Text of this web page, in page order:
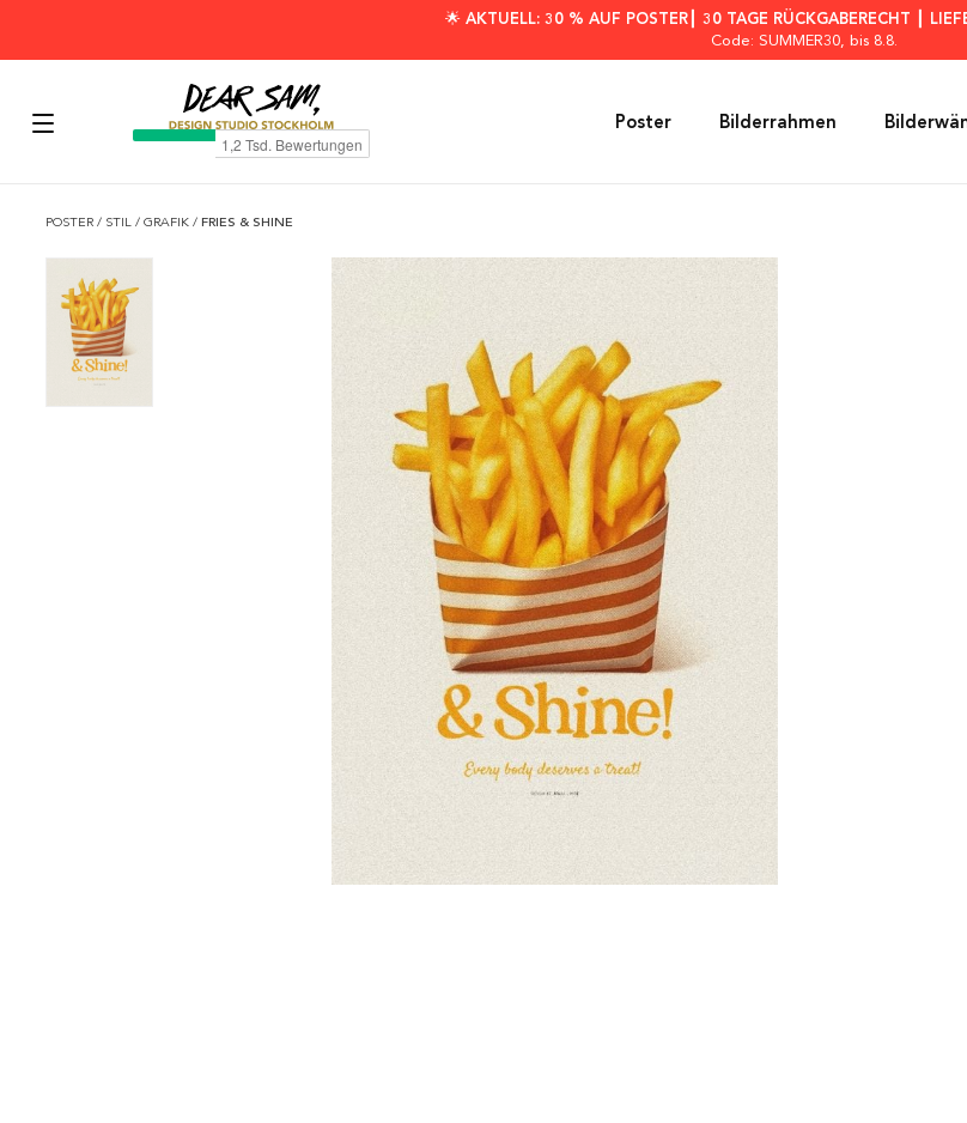
🌟 AKTUELL: 30 % AUF POSTER┃ 30 TAGE RÜCKGABERECHT ┃
Code: SUMMER30, bis 8.8.
Poster Bilderrahmen
POSTER / STIL / GRAFIK / FRIES & SHINE